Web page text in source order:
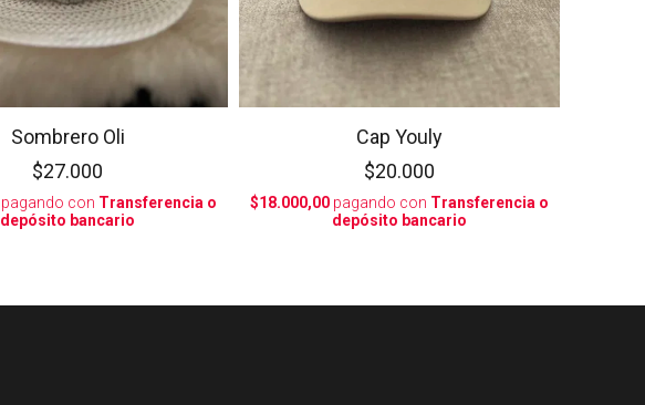
Sombrero Oli
$27.000
pagando con Transferencia o
depósito bancario
Cap Youly
$20.000
$18.000,00 pagando con Transferencia o
depósito bancario